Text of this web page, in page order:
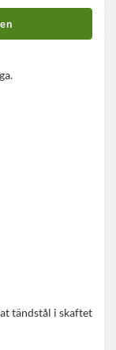
tändstål i skaftet